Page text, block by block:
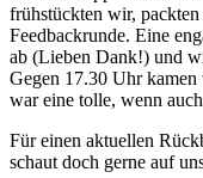
frühstückten wir,
Feedbackrunde. Eine
ab (Lieben Dank!) und
Gegen 17.30 Uhr
war eine tolle, wenn
Für einen aktuellen
schaut doch gerne auf